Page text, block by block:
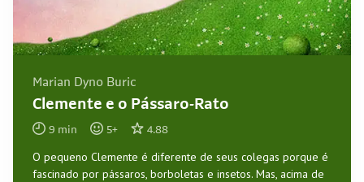
Marian Dyno Buric
Clemente e o Pássaro-Rato
9 min 5+ 4.88
O pequeno Clemente é diferente de seus colegas porque é
fascinado por pássaros, borboletas e insetos. Mas, acima de